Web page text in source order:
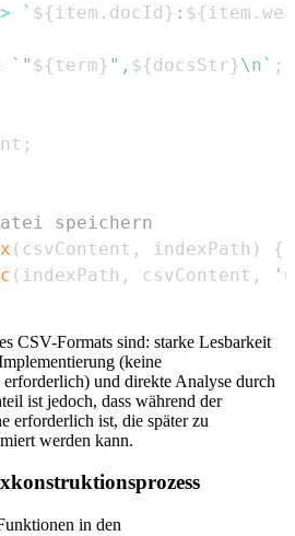
` ${ item . docId } : ${ item .
` " ${term} ", ${docsStr}\n` ;
;
speichern
( csvContent , indexPath )
{
( indexPath , csvContent ,
CSV-Formats sind: starke Lesbarkeit
(keine
und direkte Analyse durch
ist jedoch, dass während der
erforderlich ist, die später zu
werden kann.
in den